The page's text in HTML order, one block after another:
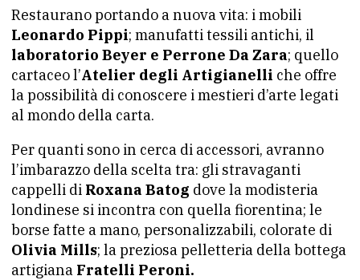
Restaurano portando a nuova vita: i mobili
Leonardo Pippi; manufatti tessili antichi, il
laboratorio Beyer e Perrone Da Zara; quello
cartaceo l’Atelier degli Artigianelli che offre
la possibilità di conoscere i mestieri d’arte legati
al mondo della carta.
Per quanti sono in cerca di accessori, avranno
l’imbarazzo della scelta tra: gli stravaganti
cappelli di Roxana Batog dove la modisteria
londinese si incontra con quella fiorentina; le
borse fatte a mano, personalizzabili, colorate di
Olivia Mills; la preziosa pelletteria della bottega
artigiana Fratelli Peroni.